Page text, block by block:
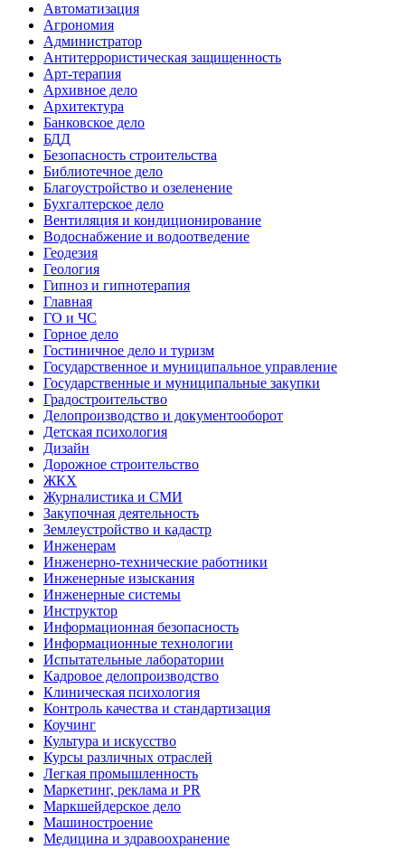
Автоматизация
Агрономия
Администратор
Антитеррористическая защищенность
Арт-терапия
Архивное дело
Архитектура
Банковское дело
БДД
Безопасность строительства
Библиотечное дело
Благоустройство и озеленение
Бухгалтерское дело
Вентиляция и кондиционирование
Водоснабжение и водоотведение
Геодезия
Геология
Гипноз и гипнотерапия
Главная
ГО и ЧС
Горное дело
Гостиничное дело и туризм
Государственное и муниципальное управление
Государственные и муниципальные закупки
Градостроительство
Делопроизводство и документооборот
Детская психология
Дизайн
Дорожное строительство
ЖКХ
Журналистика и СМИ
Закупочная деятельность
Землеустройство и кадастр
Инженерам
Инженерно-технические работники
Инженерные изыскания
Инженерные системы
Инструктор
Информационная безопасность
Информационные технологии
Испытательные лаборатории
Кадровое делопроизводство
Клиническая психология
Контроль качества и стандартизация
Коучинг
Культура и искусство
Курсы различных отраслей
Легкая промышленность
Маркетинг, реклама и PR
Маркшейдерское дело
Машиностроение
Медицина и здравоохранение